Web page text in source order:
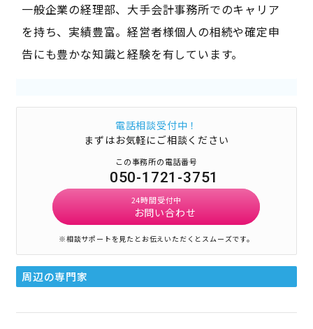
一般企業の経理部、大手会計事務所でのキャリア
を持ち、実績豊富。経営者様個人の相続や確定申
告にも豊かな知識と経験を有しています。
電話相談受付中！
まずはお気軽にご相談ください
この事務所の電話番号
050-1721-3751
24時間受付中
お問い合わせ
※相談サポートを見たとお伝えいただくとスムーズです。
周辺の専門家